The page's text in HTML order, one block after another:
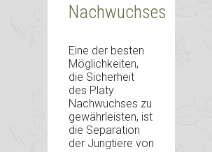
Nachwuchses
Eine der besten
Möglichkeiten,
die Sicherheit
des Platy
Nachwuchses zu
gewährleisten, ist
die Separation
der Jungtiere von